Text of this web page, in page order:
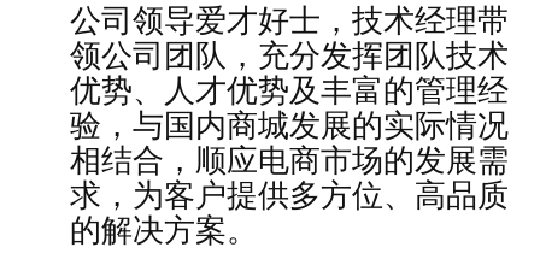
公司领导爱才好士，技术经理带
领公司团队，充分发挥团队技术
优势、人才优势及丰富的管理经
验，与国内商城发展的实际情况
相结合，顺应电商市场的发展需
求，为客户提供多方位、高品质
的解决方案。